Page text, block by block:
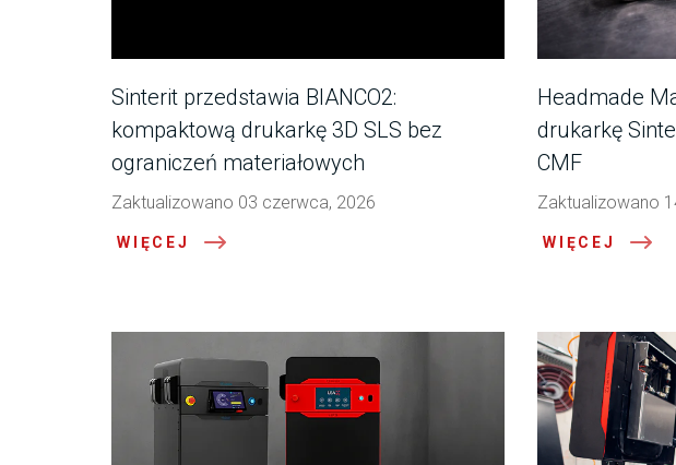
Sinterit przedstawia BIANCO2:
kompaktową drukarkę 3D SLS bez
ograniczeń materiałowych
Zaktualizowano 03 czerwca, 2026
WIĘCEJ
Headmade
drukarkę
CMF
Zaktualizowano
WIĘCEJ